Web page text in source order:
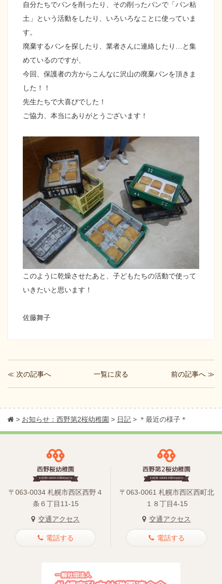
自分たちでパンを削ったり、その削ったパンで「パン粘
土」という活動をしたり、いろいろなことに使っていま
す。
廃棄するパンを探したり、業者さんに連絡したり…と集
めているのですが、
今回、保護者の方からこんなに沢山の廃棄パンを頂きま
した！！
先生たちで大喜びでした！
ご協力、本当にありがとうございます！
このように乾燥させたあと、子どもたちの活動で使って
いきたいと思います！
佐藤舞子
≪ 次の記事へ 一覧に戻る 前の記事へ ≫
> お知らせ：西野第2桜幼稚園 > 日記 > ＊最近の様子＊
〒063-0034 札幌市西区西野４
条６丁目11-15
交通アクセス
電話する
〒063-0061 札幌市西区西町北
１８丁目4-15
交通アクセス
電話する